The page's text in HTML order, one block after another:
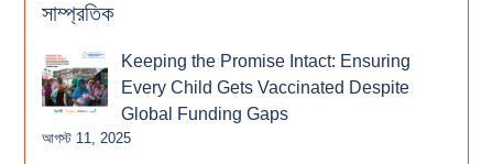
সাম্প্রতিক
Keeping the Promise Intact: Ensuring
Every Child Gets Vaccinated Despite
Global Funding Gaps
আগস্ট 11, 2025